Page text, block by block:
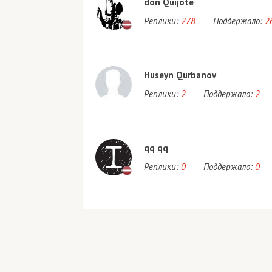
Реплики: 278 Поддержало:
Huseyn Qurbanov
Реплики: 2 Поддержало: 2
qq qq
Реплики: 0 Поддержало: 0